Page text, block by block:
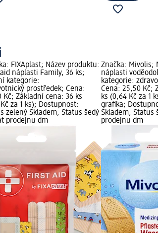
FIXAplast; Název produktu:
náplasti Family, 36 ks;
kategorie:
prostředek; Cena:
Kč; Základní cena: 36 ks
Kč za 1 ks); Dostupnost:
zelený Skladem, Status šedý
prodejnu dm
Značka: Mivolis;
náplasti
kategorie:
Cena: 25,50 Kč;
ks (0,64 Kč za 1
grafika;
Skladem, Status
prodejnu dm